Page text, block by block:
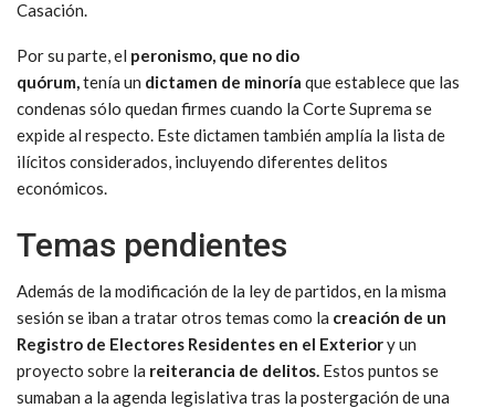
Casación.
Por su parte, el peronismo, que no dio
quórum,tenía un dictamen de minoría que establece que las
condenas sólo quedan firmes cuando la Corte Suprema se
expide al respecto. Este dictamen también amplía la lista de
ilícitos considerados, incluyendo diferentes delitos
económicos.
Temas pendientes
Además de la modificación de la ley de partidos, en la misma
sesión se iban a tratar otros temas como la creación de un
Registro de Electores Residentes en el Exteriory un
proyecto sobre la reiterancia de delitos. Estos puntos se
sumaban a la agenda legislativa tras la postergación de una